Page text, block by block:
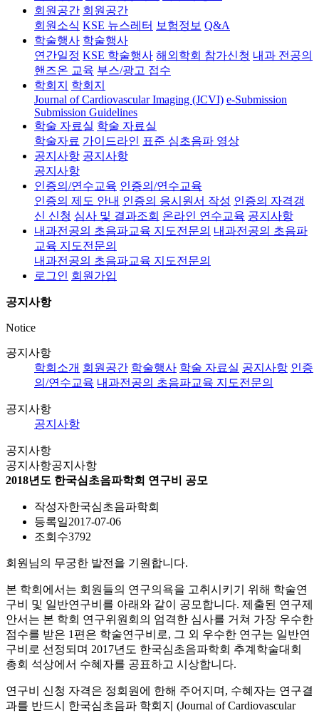
회원공간 회원공간
회원소식 KSE 뉴스레터 보험정보 Q&A
학술행사 학술행사
연간일정 KSE 학술행사 해외학회 참가신청 내과 전공의
핸즈온 교육 부스/광고 접수
학회지
학회지
Journal of Cardiovascular Imaging (JCVI) e-Submission
Submission Guidelines
학술 자료실 학술 자료실
학술자료 가이드라인 표준 심초음파 영상
공지사항 공지사항
공지사항
인증의/연수교육 인증의/연수교육
인증의 제도 안내 인증의 응시원서 작성 인증의 자격갱
신 신청 심사 및 결과조회 온라인 연수교육 공지사항
내과전공의 초음파교육 지도전문의 내과전공의 초음파
교육 지도전문의
내과전공의 초음파교육 지도전문의
로그인 회원가입
공지사항
Notice
공지사항
학회소개 회원공간 학술행사 학술 자료실 공지사항 인증
의/연수교육 내과전공의 초음파교육 지도전문의
공지사항
공지사항
공지사항
공지사항공지사항
2018년도 한국심초음파학회 연구비 공모
작성자한국심초음파학회
등록일2017-07-06
조회수3792
회원님의 무궁한 발전을 기원합니다.
본 학회에서는 회원들의 연구의욕을 고취시키기 위해 학술연
구비 및 일반연구비를 아래와 같이 공모합니다. 제출된 연구제
안서는 본 학회 연구위원회의 엄격한 심사를 거쳐 가장 우수한
점수를 받은 1편은 학술연구비로, 그 외 우수한 연구는 일반연
구비로 선정되며 2017년도 한국심초음파학회 추계학술대회
총회 석상에서 수혜자를 공표하고 시상합니다.
연구비 신청 자격은 정회원에 한해 주어지며, 수혜자는 연구결
과를 반드시 한국심초음파 학회지 (Journal of Cardiovascular